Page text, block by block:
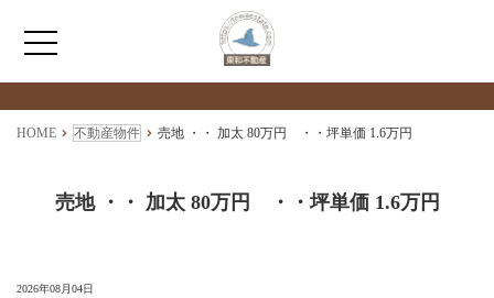
HOME
検索物件の詳細
****
HOME 不動産物件 売地 ・・ 加太 80万円 ・・坪単価 1.6万円
売地 ・・ 加太 80万円 ・・坪単価 1.6万円
2026年08月04日